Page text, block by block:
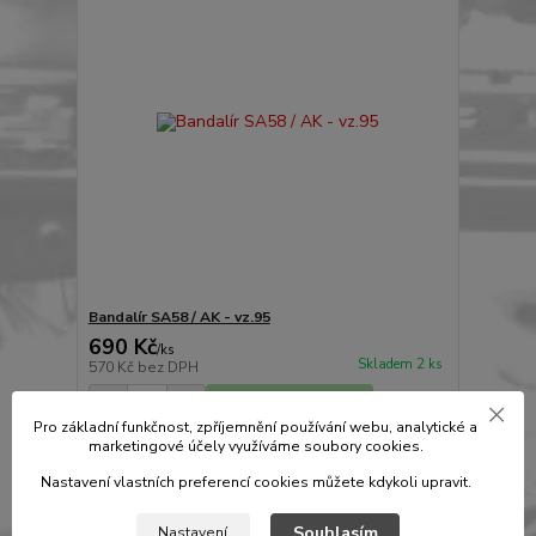
Bandalír SA58 / AK - vz.95
690 Kč/ks
570 Kč bez DPH Skladem 2 ks
Novinka
Pro základní funkčnost, zpříjemnění používání webu, analytické a
marketingové účely využíváme soubory cookies.
Nastavení vlastních preferencí cookies můžete kdykoli upravit.